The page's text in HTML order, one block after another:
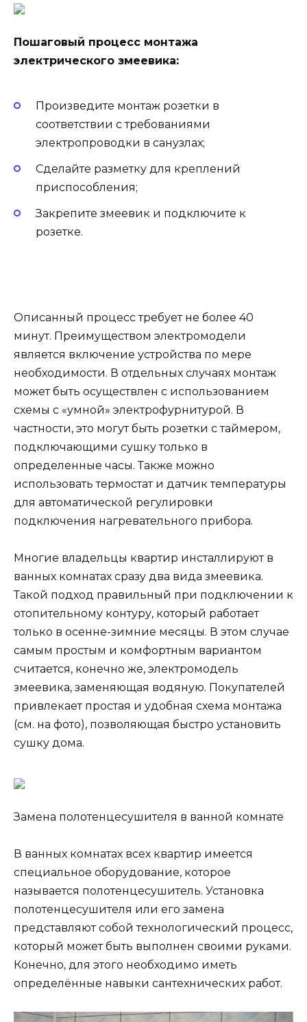
Пошаговый процесс монтажа
электрического змеевика:
Произведите монтаж розетки в
соответствии с требованиями
электропроводки в санузлах;
Сделайте разметку для креплений
приспособления;
Закрепите змеевик и подключите к
розетке.
Описанный процесс требует не более 40
минут. Преимуществом электромодели
является включение устройства по мере
необходимости. В отдельных случаях монтаж
может быть осуществлен с использованием
схемы с «умной» электрофурнитурой. В
частности, это могут быть розетки с таймером,
подключающими сушку только в
определенные часы. Также можно
использовать термостат и датчик температуры
для автоматической регулировки
подключения нагревательного прибора.
Многие владельцы квартир инсталлируют в
ванных комнатах сразу два вида змеевика.
Такой подход правильный при подключении к
отопительному контуру, который работает
только в осенне-зимние месяцы. В этом случае
самым простым и комфортным вариантом
считается, конечно же, электромодель
змеевика, заменяющая водяную. Покупателей
привлекает простая и удобная схема монтажа
(см. на фото), позволяющая быстро установить
сушку дома.
Замена полотенцесушителя в ванной комнате
В ванных комнатах всех квартир имеется
специальное оборудование, которое
называется полотенцесушитель. Установка
полотенцесушителя или его замена
представляют собой технологический процесс,
который может быть выполнен своими руками.
Конечно, для этого необходимо иметь
определённые навыки сантехнических работ.